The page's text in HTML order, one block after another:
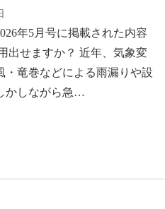
年5月号に掲載された内容
出せますか？ 近年、気象変
竜巻などによる雨漏りや設
かしながら急…